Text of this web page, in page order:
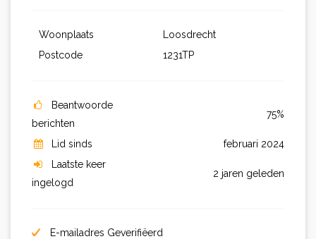
Woonplaats
Loosdrecht
Postcode
1231TP
Beantwoorde
berichten
75%
Lid sinds
februari 2024
Laatste keer
ingelogd
2 jaren geleden
E-mailadres Geverifiëerd